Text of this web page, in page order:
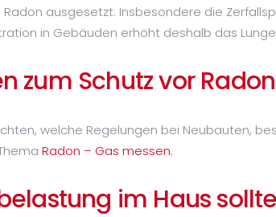
ausgesetzt. Insbesondere die
in Gebäuden erhöht deshalb das
zum Schutz vor
welche Regelungen bei Neubauten,
Radon – Gas messen.
im Haus